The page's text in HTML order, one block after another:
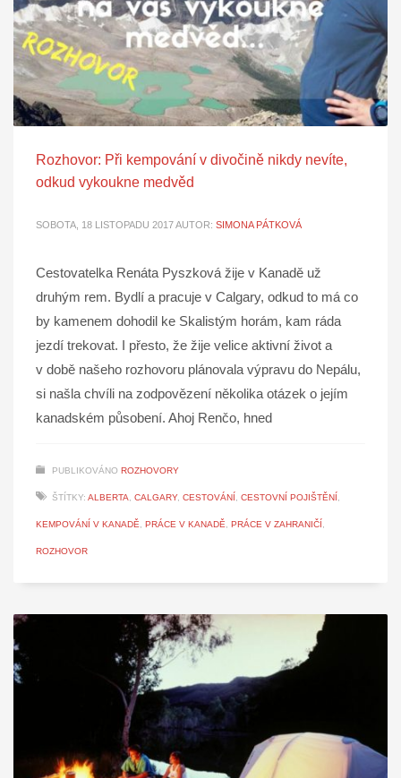
Rozhovor: Při kempování v divočině nikdy nevíte,
odkud vykoukne medvěd
SOBOTA, 18 LISTOPADU 2017AUTOR: SIMONA PÁTKOVÁ
Cestovatelka Renáta Pyszková žije v Kanadě už
druhým rem. Bydlí a pracuje v Calgary, odkud to má co
by kamenem dohodil ke Skalistým horám, kam ráda
jezdí trekovat. I přesto, že žije velice aktivní život a
v době našeho rozhovoru plánovala výpravu do Nepálu,
si našla chvíli na zodpovězení několika otázek o jejím
kanadském působení. Ahoj Renčo, hned
PUBLIKOVÁNO ROZHOVORY
ŠTÍTKY: ALBERTA, CALGARY, CESTOVÁNÍ, CESTOVNÍ POJIŠTĚNÍ,
KEMPOVÁNÍ V KANADĚ, PRÁCE V KANADĚ, PRÁCE V ZAHRANIČÍ,
ROZHOVOR